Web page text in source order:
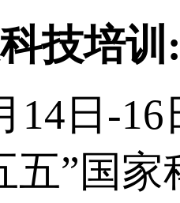
技培训
14日-
五”国